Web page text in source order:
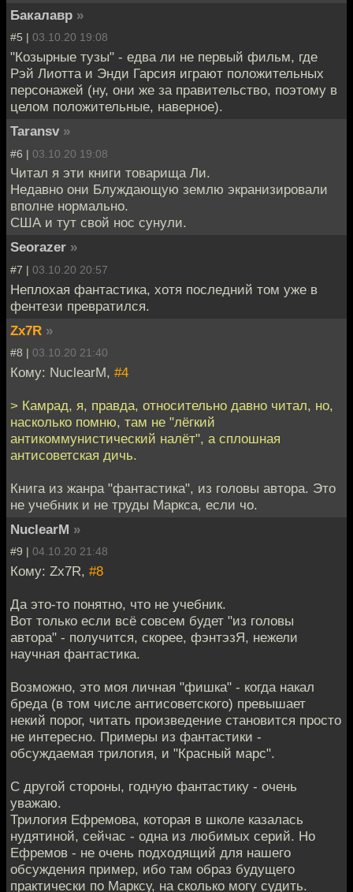
Бакалавр »
#5 | 03.10.20 19:08
"Козырные тузы" - едва ли не первый фильм, где
Рэй Лиотта и Энди Гарсия играют положительных
персонажей (ну, они же за правительство, поэтому в
целом положительные, наверное).
Taransv »
#6 | 03.10.20 19:08
Читал я эти книги товарища Ли.
Недавно они Блуждающую землю экранизировали
вполне нормально.
США и тут свой нос сунули.
Seorazer »
#7 | 03.10.20 20:57
Неплохая фантастика, хотя последний том уже в
фентези превратился.
Zx7R »
#8 | 03.10.20 21:40
Кому: NuclearM, #4
> Камрад, я, правда, относительно давно читал, но,
насколько помню, там не "лёгкий
антикоммунистический налёт", а сплошная
антисоветская дичь.
Книга из жанра "фантастика", из головы автора. Это
не учебник и не труды Маркса, если чо.
NuclearM »
#9 | 04.10.20 21:48
Кому: Zx7R, #8
Да это-то понятно, что не учебник.
Вот только если всё совсем будет "из головы
автора" - получится, скорее, фэнтэзЯ, нежели
научная фантастика.
Возможно, это моя личная "фишка" - когда накал
бреда (в том числе антисоветского) превышает
некий порог, читать произведение становится просто
не интересно. Примеры из фантастики -
обсуждаемая трилогия, и "Красный марс".
С другой стороны, годную фантастику - очень
уважаю.
Трилогия Ефремова, которая в школе казалась
нудятиной, сейчас - одна из любимых серий. Но
Ефремов - не очень подходящий для нашего
обсуждения пример, ибо там образ будущего
практически по Марксу, на сколько могу судить.